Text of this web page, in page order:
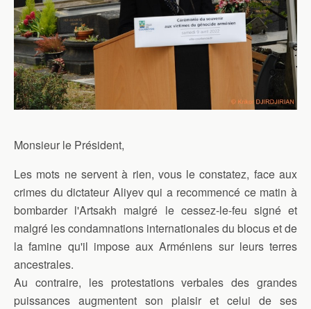
Monsieur le Président,
Les mots ne servent à rien, vous le constatez, face aux
crimes du dictateur Aliyev qui a recommencé ce matin à
bombarder l'Artsakh malgré le cessez-le-feu signé et
malgré les condamnations internationales du blocus et de
la famine qu'il impose aux Arméniens sur leurs terres
ancestrales.
Au contraire, les protestations verbales des grandes
puissances augmentent son plaisir et celui de ses